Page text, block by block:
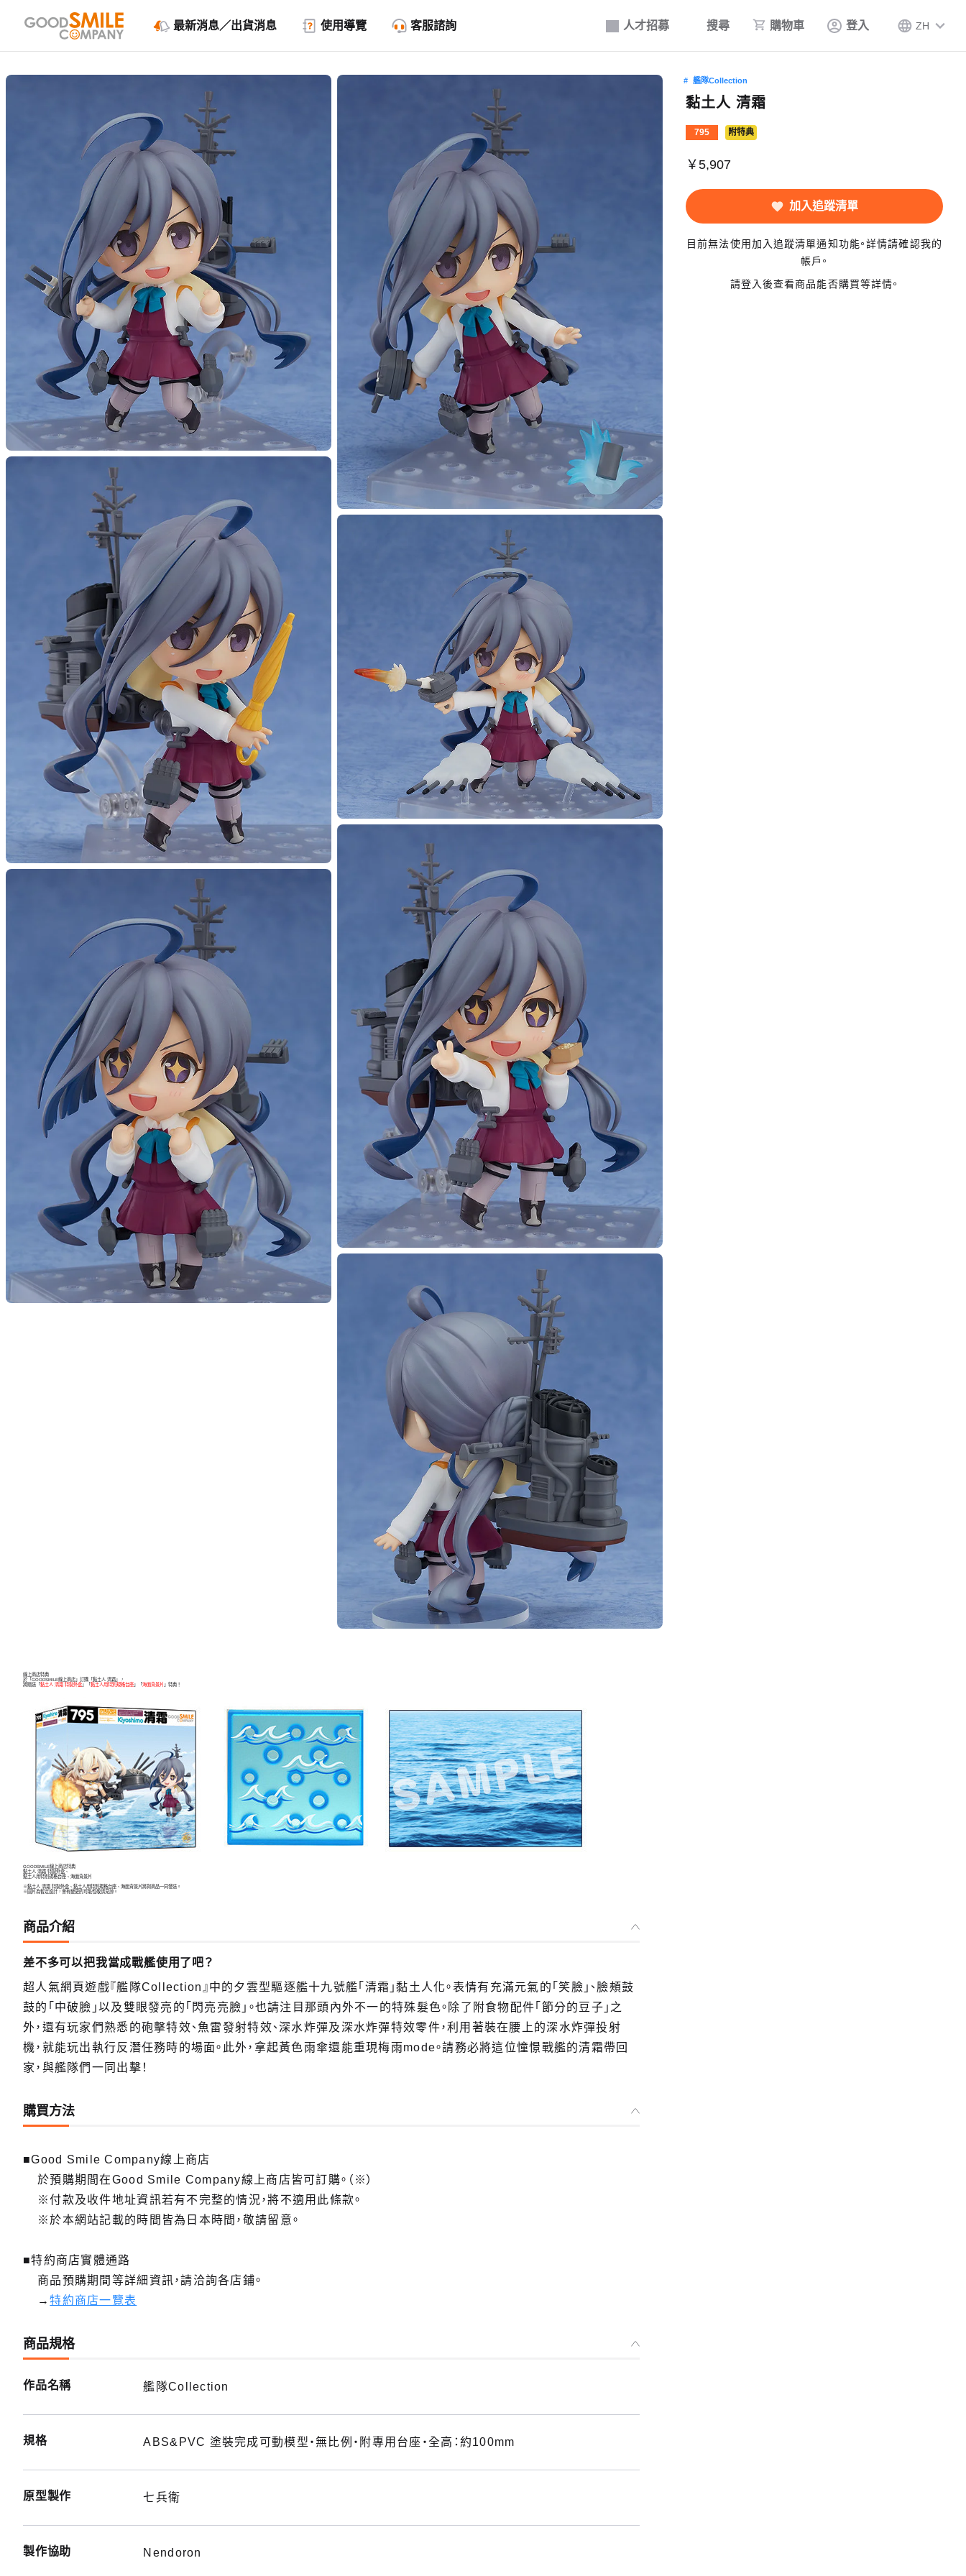
人才招募 搜尋 購物車 登入 ZH
最新消息／出貨消息 使用導覽 客服諮詢
艦隊Collection
黏土人 清霜
795 附特典
￥5,907
加入追蹤清單
目前無法使用加入追蹤清單通知功能。詳情請確認我的
帳戶。
請登入後查看商品能否購買等詳情。
線上商店特典
於「GOODSMILE線上商店」訂購「黏土人 清霜」，
將贈送「 黏土人 清霜 特製外盒」「 黏土人用特別規格台座」「 海面背景片 」特典！
GOODSMILE線上商店特典
黏土人 清霜 特製外盒、
黏土人用特別規格台座、海面背景片
※黏土人 清霜 特製外盒、黏土人用特別規格台座、海面背景片將與商品一同發送。
※圖片為暫定設計，會有變更的可能性敬請見諒。
商品介紹
差不多可以把我當成戰艦使用了吧？
超人氣網頁遊戲『艦隊Collection』中的夕雲型驅逐艦十九號艦「清霜」黏土人化。表情有充滿元氣的「笑臉」、臉頰鼓
鼓的「中破臉」以及雙眼發亮的「閃亮亮臉」。也請注目那頭內外不一的特殊髮色。除了附食物配件「節分的豆子」之
外，還有玩家們熟悉的砲擊特效、魚雷發射特效、深水炸彈及深水炸彈特效零件，利用著裝在腰上的深水炸彈投射
機，就能玩出執行反潛任務時的場面。此外，拿起黃色雨傘還能重現梅雨mode。請務必將這位憧憬戰艦的清霜帶回
家，與艦隊們一同出擊！
購買方法
■Good Smile Company線上商店
於預購期間在Good Smile Company線上商店皆可訂購。（※）
※付款及收件地址資訊若有不完整的情況，將不適用此條款。
※於本網站記載的時間皆為日本時間，敬請留意。
■特約商店實體通路
商品預購期間等詳細資訊，請洽詢各店鋪。
→特約商店一覽表
商品規格
作品名稱 艦隊Collection
規格 ABS&PVC 塗裝完成可動模型・無比例・附專用台座・全高：約100mm
原型製作 七兵衛
製作協助 Nendoron